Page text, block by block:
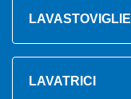
LAVASTOVIGLIE
LAVATRICI